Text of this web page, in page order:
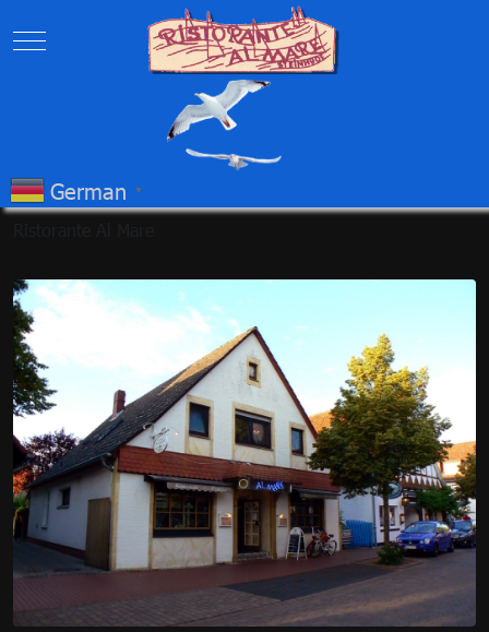
Mobile Menu Toggle
German ▼